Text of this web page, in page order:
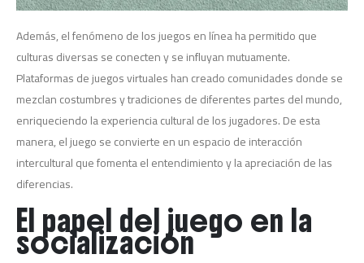
Además, el fenómeno de los juegos en línea ha permitido que
culturas diversas se conecten y se influyan mutuamente.
Plataformas de juegos virtuales han creado comunidades donde se
mezclan costumbres y tradiciones de diferentes partes del mundo,
enriqueciendo la experiencia cultural de los jugadores. De esta
manera, el juego se convierte en un espacio de interacción
intercultural que fomenta el entendimiento y la apreciación de las
diferencias.
El papel del juego en la
socialización